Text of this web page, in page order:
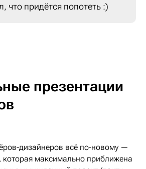
что придётся попотеть :)
презентации
дизайнеров всё по-новому —
которая максимально приближена